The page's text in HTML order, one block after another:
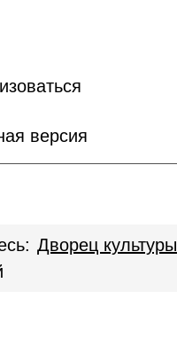
версия
Дворец культуры